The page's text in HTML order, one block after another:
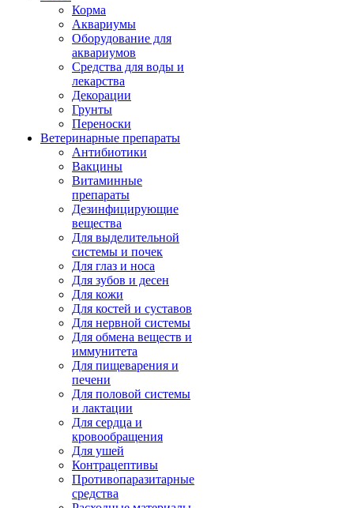
Корма
Аквариумы
Оборудование для
аквариумов
Средства для воды и
лекарства
Декорации
Грунты
Переноски
Ветеринарные препараты
Антибиотики
Вакцины
Витаминные
препараты
Дезинфицирующие
вещества
Для выделительной
системы и почек
Для глаз и носа
Для зубов и десен
Для кожи
Для костей и суставов
Для нервной системы
Для обмена веществ и
иммунитета
Для пищеварения и
печени
Для половой системы
и лактации
Для сердца и
кровообращения
Для ушей
Контрацептивы
Противопаразитарные
средства